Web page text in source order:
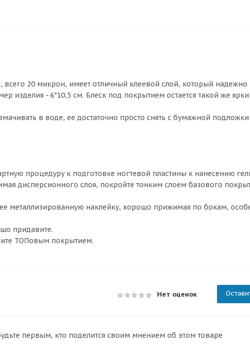
всего 20 микрон, имеет отличный клеевой слой, который надежно
изделия - 6*10,5 см. Блеск под покрытием остается такой же
в воде, ее достаточно просто снять с бумажной
процедуру к подготовке ногтевой пластины к нанесению
дисперсионного слоя, покройте тонким слоем базового
металлизированную наклейку, хорошо прижимая по бокам,
придавите.
ТОПовым покрытием.
Нет оценок
первым, кто поделится своим мнением об этом товаре